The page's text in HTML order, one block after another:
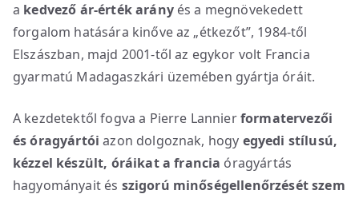
a kedvező ár-érték arányés a megnövekedett
forgalom hatására kinőve az „étkezőt”, 1984-től
Elszászban, majd 2001-től az egykor volt Francia
gyarmatú Madagaszkári üzemében gyártja óráit.
A kezdetektől fogva a Pierre Lannierformatervezői
és óragyártói azon dolgoznak, hogy egyedi stílusú,
kézzel készült, óráikata francia óragyártás
hagyományait és szigorú minőségellenőrzését szem